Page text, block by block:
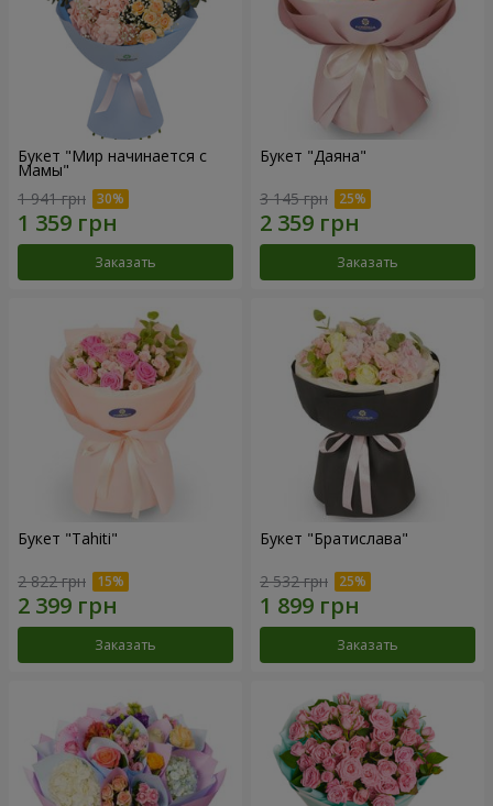
Букет "Мир начинается с
Мамы"
1 941 грн
Заказать
Букет "Даяна"
3 145 грн
Заказать
Букет "Tahiti"
2 822 грн
Заказать
Букет "Братислава"
2 532 грн
Заказать